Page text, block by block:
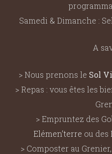
Samedi & Dimanche :
A
> Nous prenons le Sol
> Repas : vous êtes les
> Empruntez des
Elémen’terre ou des
> Composter au